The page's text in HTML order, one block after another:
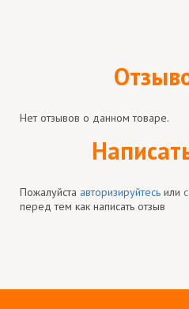
Нет отзывов о данном товаре.
Пожалуйста авторизируйтесь или
перед тем как написать отзыв